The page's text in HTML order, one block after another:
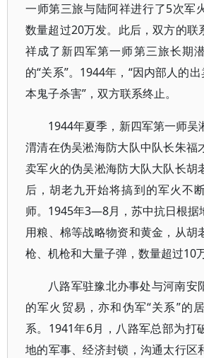
一师第三旅与陆阿祥进行了5次军
数量超过20万发。此后，双方的联
祥成了新四军第一师第三旅长期
的“关系”。1944年，“因内部人的
本鬼子杀害”，双方联系终止。
1944年夏季，新四军第一师吴
渭清在伪吴淞海防大队中队长朱福
卖军火的伪吴淞海防大队大队长胡
后，胡老九开始将搞到的军火不
师。1945年3—8月，苏中抗日根据
用粮、棉等战略物资和黄金，从胡
枪、机枪和大量子弹，数量超过10万
八路军驻豫北办事处与河南安
的军火贸易，亦和伪军“关系”的
系。1941年6月，八路军总部为打
地的军事、经济封锁，沟通太行区